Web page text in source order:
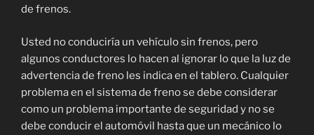
de frenos.
Usted no conduciría un vehículo sin frenos, pero
algunos conductores lo hacen al ignorar lo que la luz de
advertencia de freno les indica en el tablero. Cualquier
problema en el sistema de freno se debe considerar
como un problema importante de seguridad y no se
debe conducir el automóvil hasta que un mecánico lo